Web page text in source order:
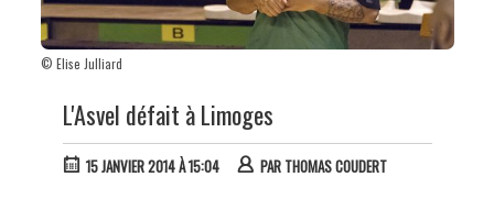
© Elise Julliard
L'Asvel défait à Limoges
15 JANVIER 2014 À 15:04 PAR THOMAS COUDERT